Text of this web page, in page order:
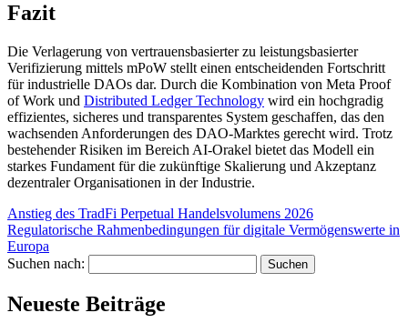
Fazit
Die Verlagerung von vertrauensbasierter zu leistungsbasierter
Verifizierung mittels mPoW stellt einen entscheidenden Fortschritt
für industrielle DAOs dar. Durch die Kombination von Meta Proof
of Work und Distributed Ledger Technology wird ein hochgradig
effizientes, sicheres und transparentes System geschaffen, das den
wachsenden Anforderungen des DAO-Marktes gerecht wird. Trotz
bestehender Risiken im Bereich AI-Orakel bietet das Modell ein
starkes Fundament für die zukünftige Skalierung und Akzeptanz
dezentraler Organisationen in der Industrie.
Anstieg des TradFi Perpetual Handelsvolumens 2026
Regulatorische Rahmenbedingungen für digitale Vermögenswerte in
Europa
Suchen nach:
Neueste Beiträge